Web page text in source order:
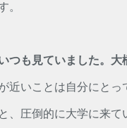
。
も見ていました。大
近いことは自分にと
、圧倒的に大学に来て